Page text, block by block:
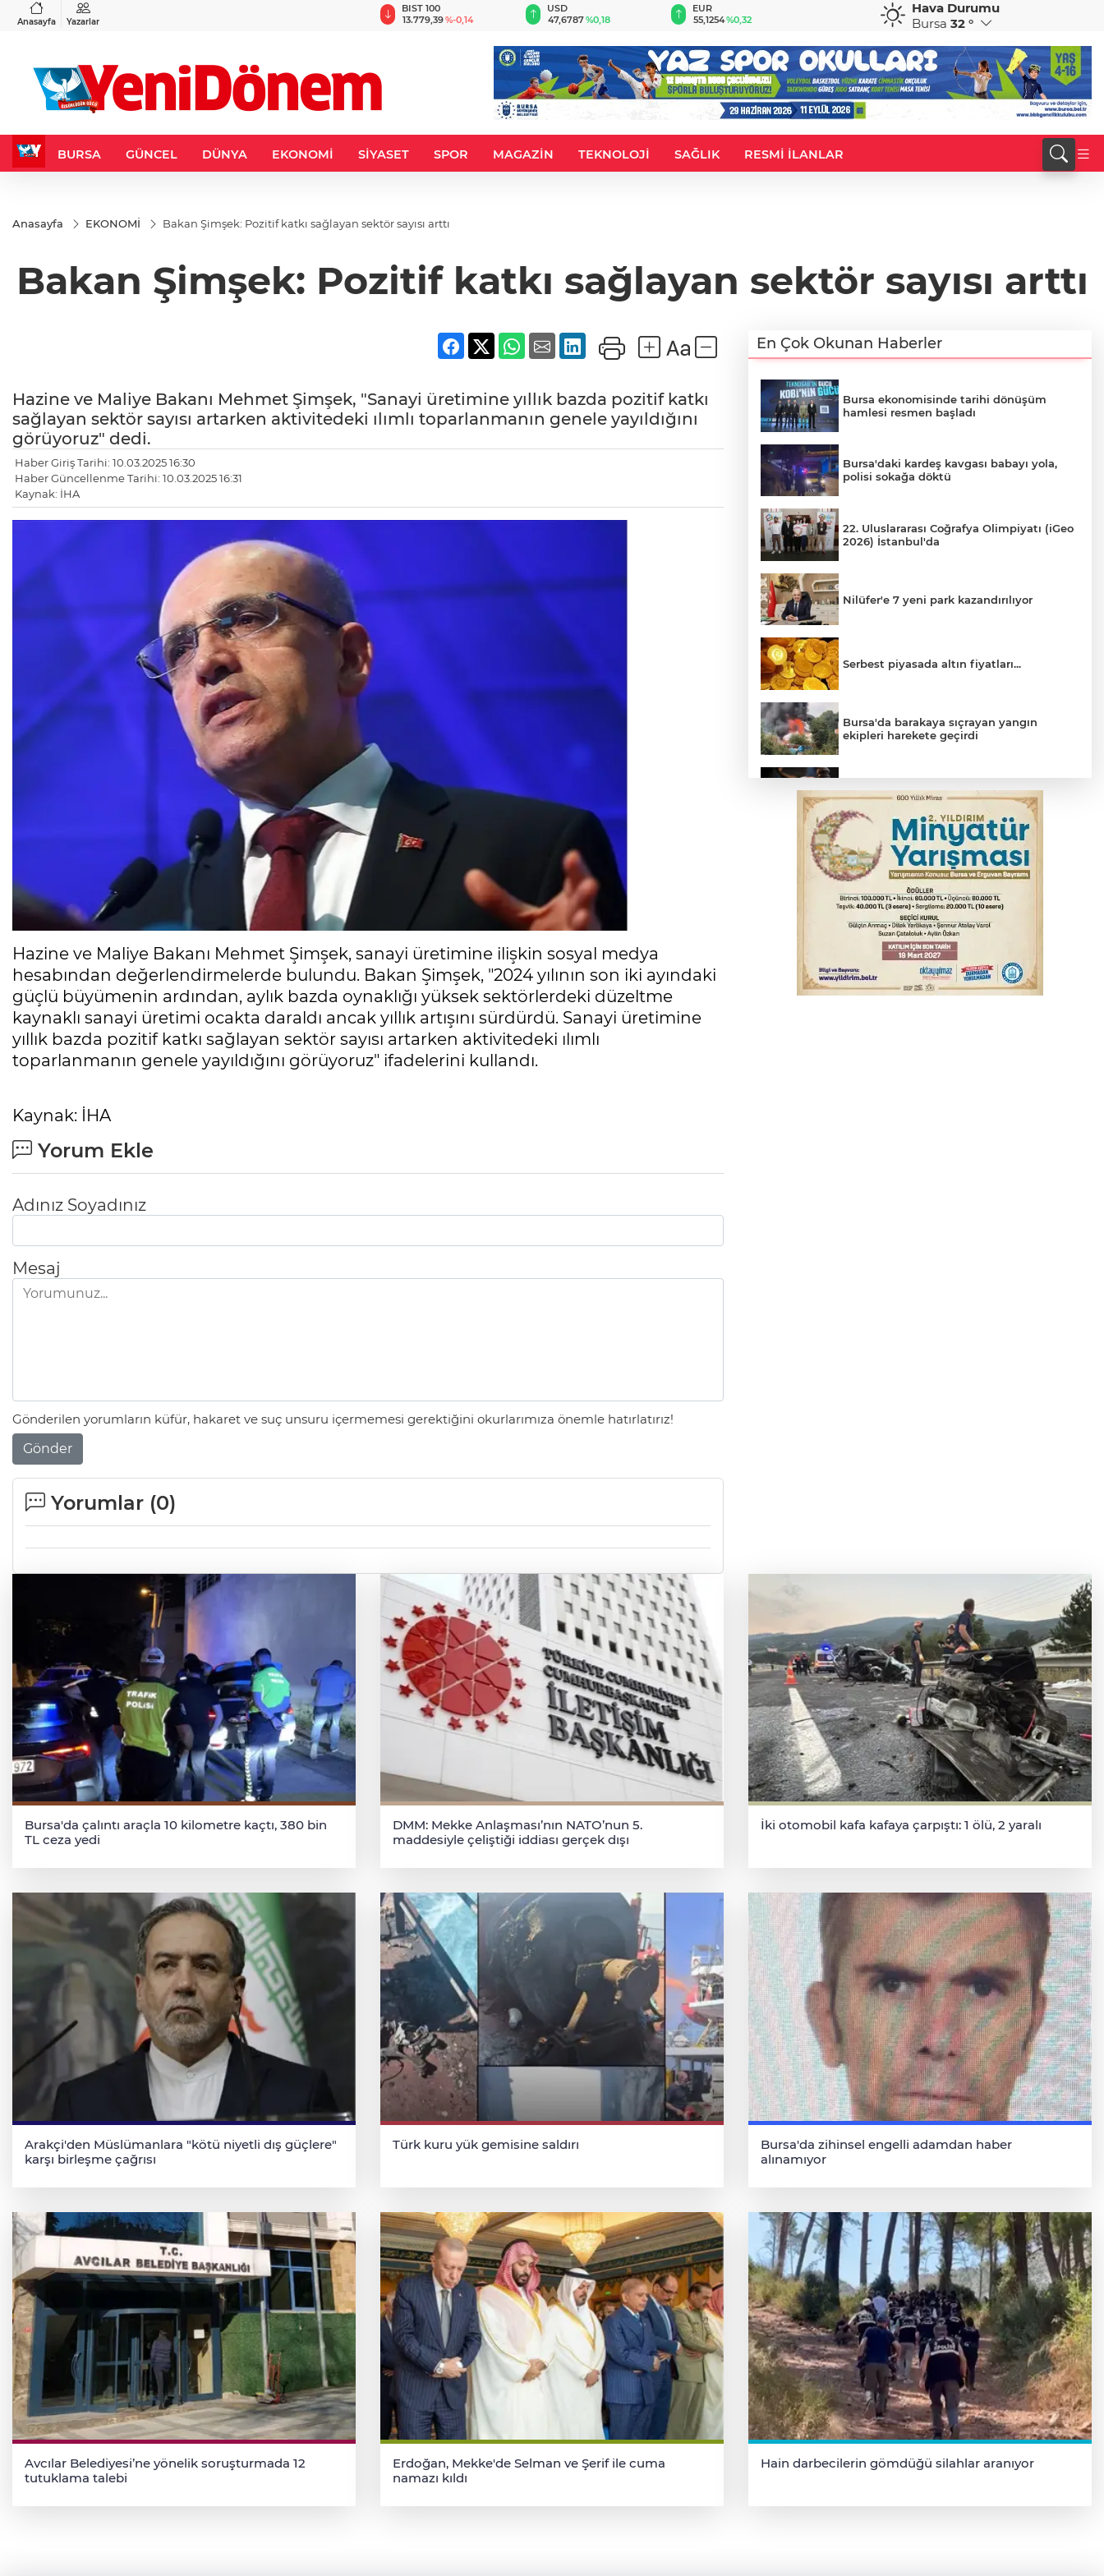
Anasayfa Yazarlar
%-0,22
BIST 100
13.779,39%-0,14
USD
47,6787%0,18
EUR
55,1254%0,32 %0,38
CHF
59,0083
Hava Durumu
Bursa 32 °
BURSA GÜNCEL DÜNYA EKONOMİ SİYASET SPOR MAGAZİN TEKNOLOJİ SAĞLIK RESMİ İLANLAR
Anasayfa EKONOMİ Bakan Şimşek: Pozitif katkı sağlayan sektör sayısı arttı
Bakan Şimşek: Pozitif katkı sağlayan sektör sayısı arttı
Hazine ve Maliye Bakanı Mehmet Şimşek, "Sanayi üretimine yıllık bazda pozitif katkı
sağlayan sektör sayısı artarken aktivitedeki ılımlı toparlanmanın genele yayıldığını
görüyoruz" dedi.
Haber Giriş Tarihi: 10.03.2025 16:30
Haber Güncellenme Tarihi: 10.03.2025 16:31
Kaynak: İHA
Hazine ve Maliye Bakanı Mehmet Şimşek, sanayi üretimine ilişkin sosyal medya
hesabından değerlendirmelerde bulundu. Bakan Şimşek, "2024 yılının son iki ayındaki
güçlü büyümenin ardından, aylık bazda oynaklığı yüksek sektörlerdeki düzeltme
kaynaklı sanayi üretimi ocakta daraldı ancak yıllık artışını sürdürdü. Sanayi üretimine
yıllık bazda pozitif katkı sağlayan sektör sayısı artarken aktivitedeki ılımlı
toparlanmanın genele yayıldığını görüyoruz" ifadelerini kullandı.
Kaynak: İHA
Yorum Ekle
Adınız Soyadınız
Mesaj
Gönderilen yorumların küfür, hakaret ve suç unsuru içermemesi gerektiğini okurlarımıza önemle hatırlatırız!
Gönder
Yorumlar (0)
En Çok Okunan Haberler
Bursa ekonomisinde tarihi dönüşüm
hamlesi resmen başladı
Bursa'daki kardeş kavgası babayı yola,
polisi sokağa döktü
22. Uluslararası Coğrafya Olimpiyatı (iGeo
2026) İstanbul'da
Nilüfer'e 7 yeni park kazandırılıyor
Serbest piyasada altın fiyatları...
Bursa'da barakaya sıçrayan yangın
ekipleri harekete geçirdi
Yargıtay’dan primle çalışanlara müjde
TOFAŞ Basketbol'da sağlık kontrolleri
başladı
Bursa’da bugün hava nasıl olacak?
Osmangazi’de iş arayanlara destek
Bursa'da çalıntı araçla 10 kilometre kaçtı, 380 bin
TL ceza yedi
DMM: Mekke Anlaşması’nın NATO’nun 5.
maddesiyle çeliştiği iddiası gerçek dışı
İki otomobil kafa kafaya çarpıştı: 1 ölü, 2 yaralı
Arakçi'den Müslümanlara "kötü niyetli dış güçlere"
karşı birleşme çağrısı
Türk kuru yük gemisine saldırı
Bursa'da zihinsel engelli adamdan haber
alınamıyor
Avcılar Belediyesi’ne yönelik soruşturmada 12
tutuklama talebi
Erdoğan, Mekke'de Selman ve Şerif ile cuma
namazı kıldı
Hain darbecilerin gömdüğü silahlar aranıyor